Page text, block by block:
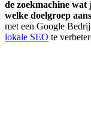
de zoekmachine
welke doelgroep
met een Google
lokale SEO te